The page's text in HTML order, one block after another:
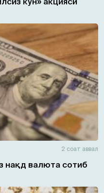
2 соат аввал
нақд валюта сотиб